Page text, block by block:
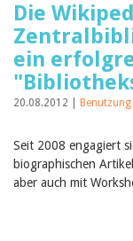
Die
ein
20.08.2012 | Benutzung
Seit 2008 engagiert
biographischen
aber auch mit